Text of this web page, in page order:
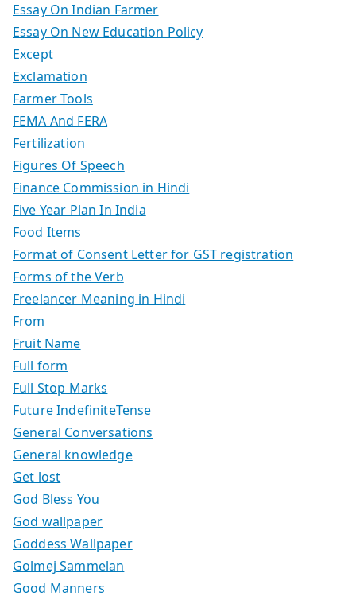
Essay On Indian Farmer
Essay On New Education Policy
Except
Exclamation
Farmer Tools
FEMA And FERA
Fertilization
Figures Of Speech
Finance Commission in Hindi
Five Year Plan In India
Food Items
Format of Consent Letter for GST registration
Forms of the Verb
Freelancer Meaning in Hindi
From
Fruit Name
Full form
Full Stop Marks
Future IndefiniteTense
General Conversations
General knowledge
Get lost
God Bless You
God wallpaper
Goddess Wallpaper
Golmej Sammelan
Good Manners